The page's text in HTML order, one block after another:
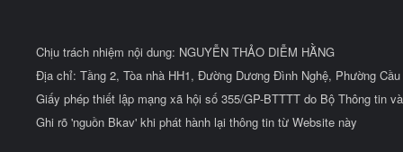
Chịu trách nhiệm nội dung: NGUYỄN THẢO DIỄM HẰNG
Địa chỉ: Tầng 2, Tòa nhà HH1, Đường Dương Đình Nghệ, Phường
Giấy phép thiết lập mạng xã hội số 355/GP-BTTTT do Bộ Thông tin
Ghi rõ 'nguồn Bkav' khi phát hành lại thông tin từ Website này